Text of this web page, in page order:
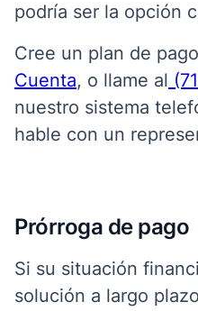
podría ser la opción
Cree un plan de pago
Cuenta, o llame al
nuestro sistema
hable con un
Prórroga de pago
Si su situación
solución a largo